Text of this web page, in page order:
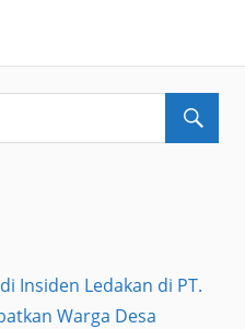
Insiden Ledakan di PT.
Warga Desa